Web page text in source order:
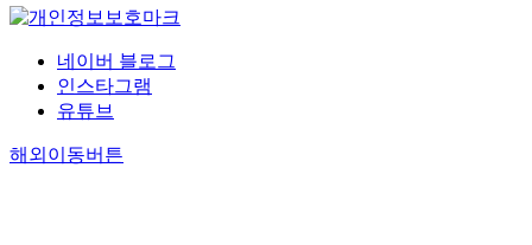
네이버 블로그
인스타그램
유튜브
해외이동버튼